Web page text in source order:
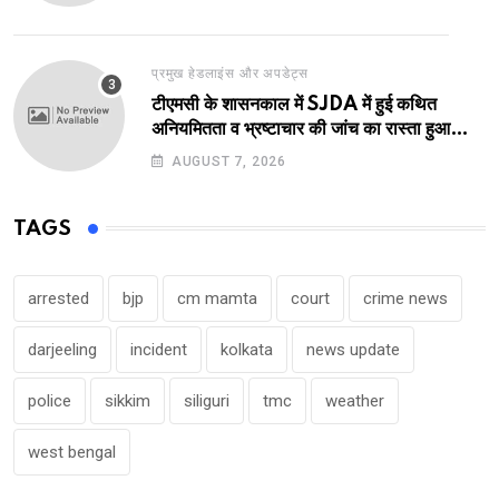
प्रमुख हेडलाइंस और अपडेट्स
टीएमसी के शासनकाल में SJDA में हुई कथित
अनियमितता व भ्रष्टाचार की जांच का रास्ता हुआ
प्रशस्त! एक नए अवतार में लौटा SJDA!
AUGUST 7, 2026
TAGS
arrested bjp cm mamta court crime news
darjeeling incident kolkata news update
police sikkim siliguri tmc weather
west bengal